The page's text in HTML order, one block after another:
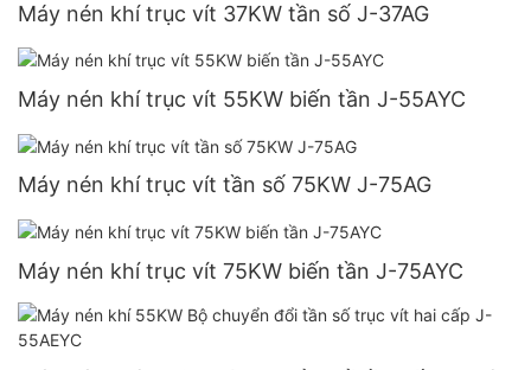
Máy nén khí trục vít 37KW tần số J-37AG
Máy nén khí trục vít 55KW biến tần J-55AYC
Máy nén khí trục vít tần số 75KW J-75AG
Máy nén khí trục vít 75KW biến tần J-75AYC